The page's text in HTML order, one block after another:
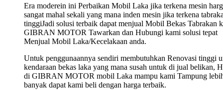
Era moderein ini Perbaikan Mobil Laka jika terkena mesin
sangat mahal sekali yang mana inden mesin jika terkena
tinggiJadi solusi terbaik dapat menjual Mobil Bekas Tabrakan
GIBRAN MOTOR Tawarkan dan Hubungi kami solusi tepat
Menjual Mobil Laka/Kecelakaan anda.
Untuk penggunaannya sendiri membutuhkan Renovasi tinggi
kendaraan bekas laka yang mana susah untuk di jual belikan,
di GIBRAN MOTOR mobil Laka mampu kami Tampung
banyak dapat kami beli dengan harga terbaik.